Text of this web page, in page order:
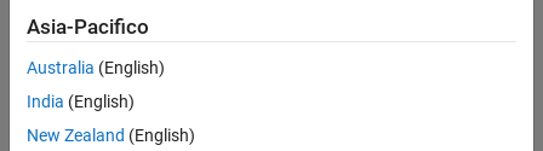
Asia-Pacifico
Australia (English)
India (English)
New Zealand (English)